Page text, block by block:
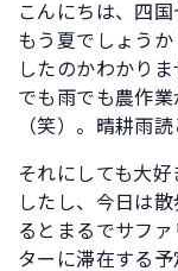
こんにちは、四
もう夏でしょう
したのかわかり
でも雨でも農作
（笑）。晴耕雨
それにしても大
したし、今日は
るとまるでサフ
ターに滞在する